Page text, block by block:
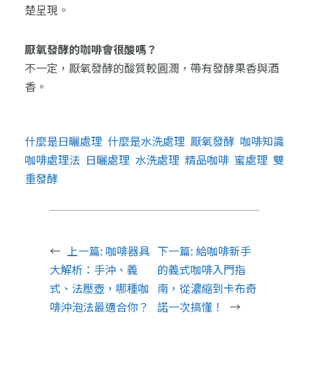
楚呈現。
厭氧發酵的咖啡會很酸嗎？
不一定，厭氧發酵的酸質較圓潤，帶有發酵果香與酒
香。
什麼是日曬處理 什麼是水洗處理 厭氧發酵 咖啡知識
咖啡處理法 日曬處理 水洗處理 精品咖啡 蜜處理 雙
重發酵
← 上一篇: 咖啡器具
大解析：手沖、義
式、法壓壺，哪種咖
啡沖泡法最適合你？
下一篇:給咖啡新手
的義式咖啡入門指
南，從濃縮到卡布奇
諾一次搞懂！
→